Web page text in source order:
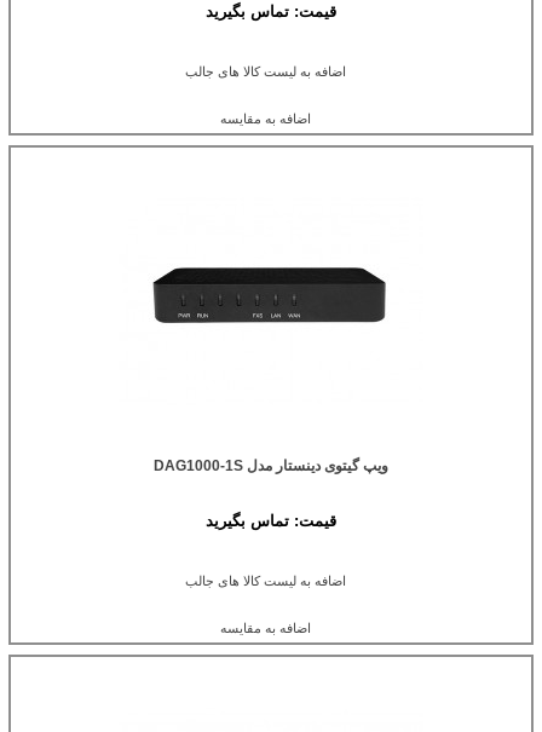
قیمت:تماس بگیرید
اضافه به لیست کالا های جالب
اضافه به مقایسه
ویپ گیتوی دینستار مدل DAG1000-1S
قیمت:تماس بگیرید
اضافه به لیست کالا های جالب
اضافه به مقایسه